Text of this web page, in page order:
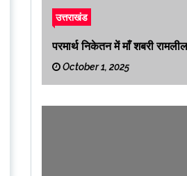
उत्तराखंड
परमार्थ निकेतन में माँ शबरी
October 1, 2025